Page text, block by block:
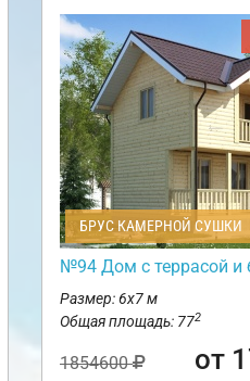
БРУС КАМЕРНОЙ СУШКИ
№94 Дом с террасой и
Размер: 6х7 м
Общая площадь: 772
1854600 от